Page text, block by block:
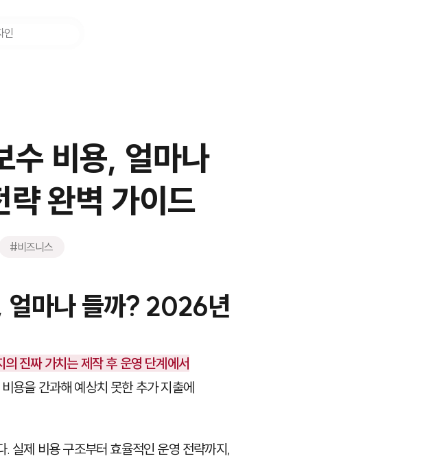
인
수 비용, 얼마나
완벽 가이드
#비즈니스
얼마나 들까? 2026년
의 진짜 가치는 제작 후 운영 단계에서
용을 간과해 예상치 못한 추가 지출에
실제 비용 구조부터 효율적인 운영 전략까지,